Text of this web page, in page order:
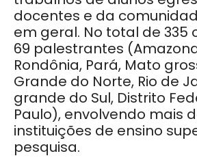
docentes e da
em geral. No total de 335
69 palestrantes
Rondônia, Pará, Mato
Grande do Norte, Rio de
grande do Sul, Distrito
Paulo), envolvendo mais
instituições de ensino
pesquisa.